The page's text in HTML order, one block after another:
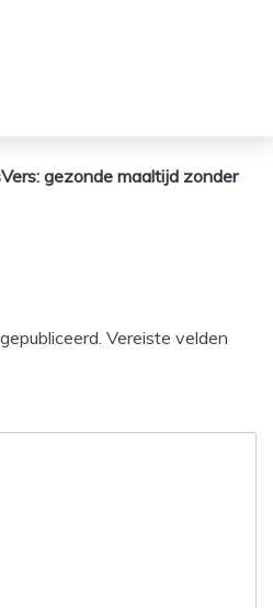
gezonde maaltijd zonder
Vereiste velden